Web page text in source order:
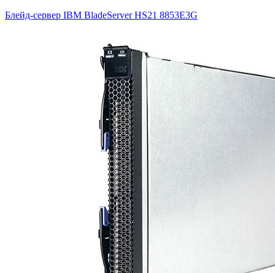
Блейд-сервер IBM BladeServer HS21 8853E3G